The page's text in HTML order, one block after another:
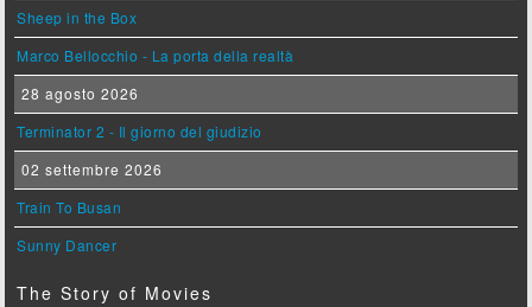
Sheep in the Box
Marco Bellocchio - La porta della realtà
28 agosto 2026
Terminator 2 - Il giorno del giudizio
02 settembre 2026
Train To Busan
Sunny Dancer
The Story of Movies